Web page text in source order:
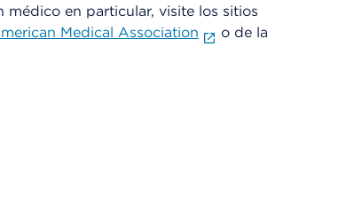
en particular, visite los sitios
Medical Association
o de la